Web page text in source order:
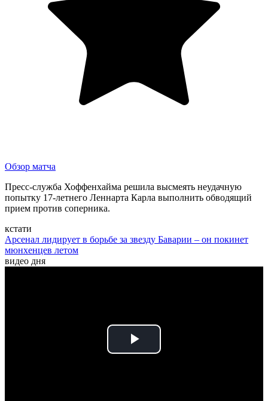
Обзор матча
Пресс-служба Хоффенхайма решила высмеять неудачную
попытку 17-летнего Леннарта Карла выполнить обводящий
прием против соперника.
кстати
Арсенал лидирует в борьбе за звезду Баварии – он покинет
мюнхенцев летом
видео дня
Play